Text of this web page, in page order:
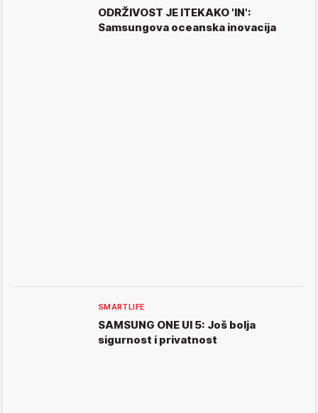
ODRŽIVOST JE ITEKAKO 'IN':
Samsungova oceanska inovacija
SMARTLIFE
SAMSUNG ONE UI 5: Još bolja
sigurnost i privatnost